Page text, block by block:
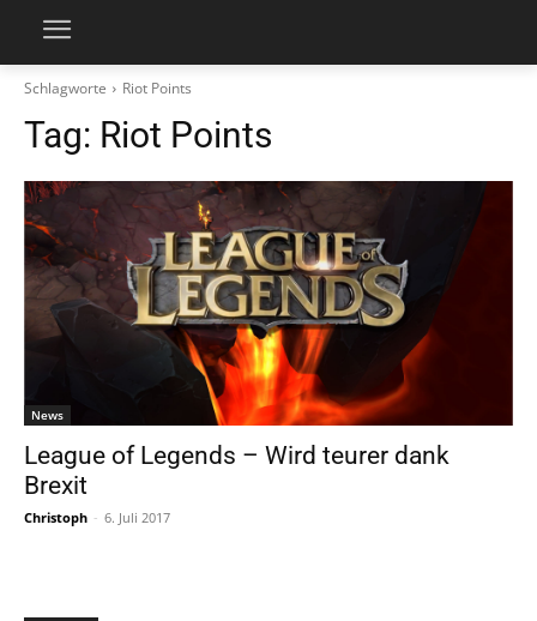
Schlagworte Riot Points
Tag: Riot Points
News
League of Legends – Wird teurer dank
Brexit
Christoph - 6. Juli 2017